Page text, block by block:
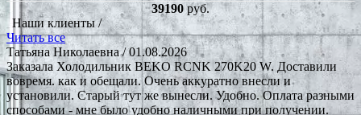
39190руб.
Наши клиенты /
Читать все
Татьяна Николаевна/ 01.08.2026
Заказала Холодильник BEKO RCNK 270K20 W. Доставили
вовремя. как и обещали. Очень аккуратно внесли и
установили. Старый тут же вынесли. Удобно. Оплата разными
способами - мне было удобно наличными при получении.